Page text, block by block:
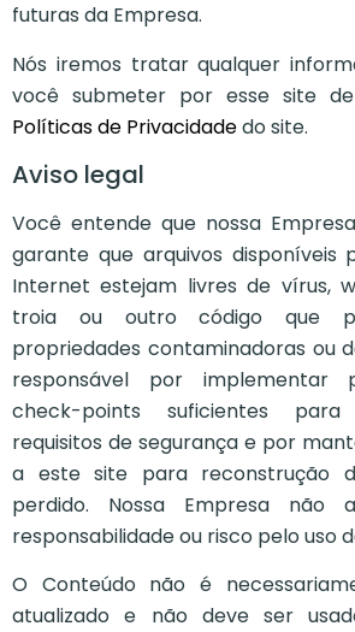
futuras da Empresa.
Nós iremos tratar qualquer
você submeter por esse site
Políticas de Privacidadedo site.
Aviso legal
Você entende que nossa
garante que arquivos disponíveis
Internet estejam livres de vírus,
troia ou outro código que
propriedades contaminadoras ou
responsável por implementar
check-points suficientes para
requisitos de segurança e por
a este site para reconstrução
perdido. Nossa Empresa não
responsabilidade ou risco pelo uso
O Conteúdo não é
atualizado e não deve ser